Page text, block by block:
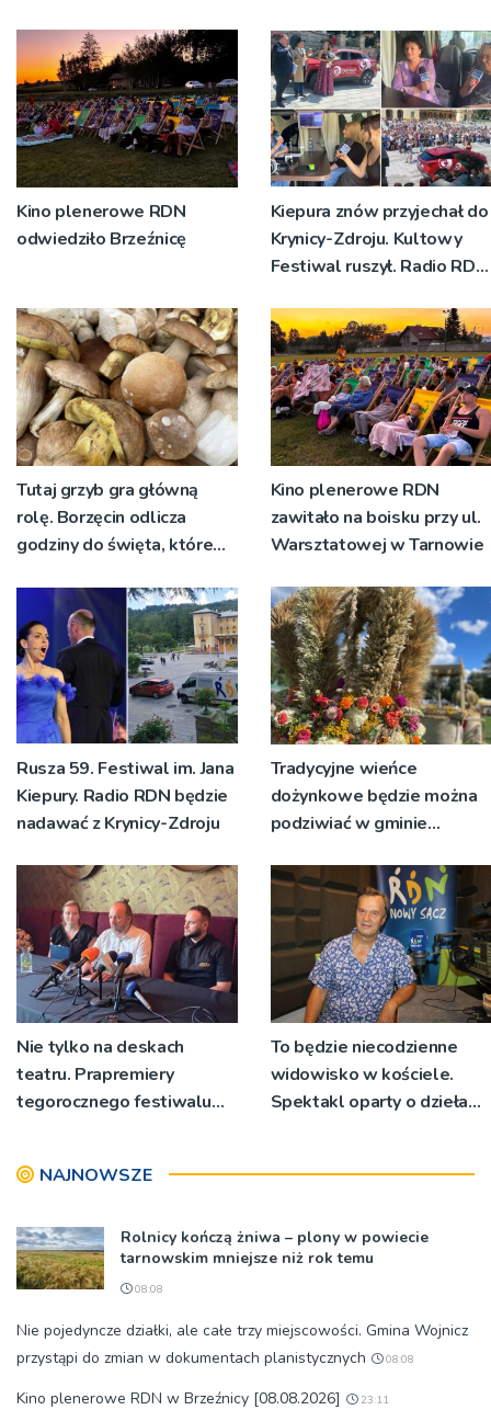
Kino plenerowe RDN
odwiedziło Brzeźnicę
Kiepura znów przyjechał do
Krynicy-Zdroju. Kultowy
Festiwal ruszył. Radio RDN
żywo [ZDJĘCIA]
Tutaj grzyb gra główną
rolę. Borzęcin odlicza
godziny do święta, które
pokoleń
Kino plenerowe RDN
zawitało na boisku przy ul.
Warsztatowej w Tarnowie
Rusza 59. Festiwal im. Jana
Kiepury. Radio RDN będzie
nadawać z Krynicy-Zdroju
Tradycyjne wieńce
dożynkowe będzie można
podziwiać w gminie
Nie tylko na deskach
teatru. Prapremiery
tegorocznego festiwalu
okolicznościach
To będzie niecodzienne
widowisko w kościele.
Spektakl oparty o dzieła
NAJNOWSZE
Rolnicy kończą żniwa – plony w powiecie
tarnowskim mniejsze niż rok temu
08:08
Nie pojedyncze działki, ale całe trzy miejscowości. Gmina Wojnicz
przystąpi do zmian w dokumentach planistycznych
08:08
Kino plenerowe RDN w Brzeźnicy [08.08.2026] 23:11